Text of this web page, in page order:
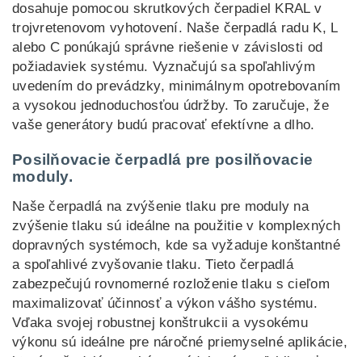
dosahuje pomocou skrutkových čerpadiel KRAL v
trojvretenovom vyhotovení. Naše čerpadlá radu K, L
alebo C ponúkajú správne riešenie v závislosti od
požiadaviek systému. Vyznačujú sa spoľahlivým
uvedením do prevádzky, minimálnym opotrebovaním
a vysokou jednoduchosťou údržby. To zaručuje, že
vaše generátory budú pracovať efektívne a dlho.
Posilňovacie čerpadlá pre posilňovacie
moduly.
Naše čerpadlá na zvýšenie tlaku pre moduly na
zvýšenie tlaku sú ideálne na použitie v komplexných
dopravných systémoch, kde sa vyžaduje konštantné
a spoľahlivé zvyšovanie tlaku. Tieto čerpadlá
zabezpečujú rovnomerné rozloženie tlaku s cieľom
maximalizovať účinnosť a výkon vášho systému.
Vďaka svojej robustnej konštrukcii a vysokému
výkonu sú ideálne pre náročné priemyselné aplikácie,